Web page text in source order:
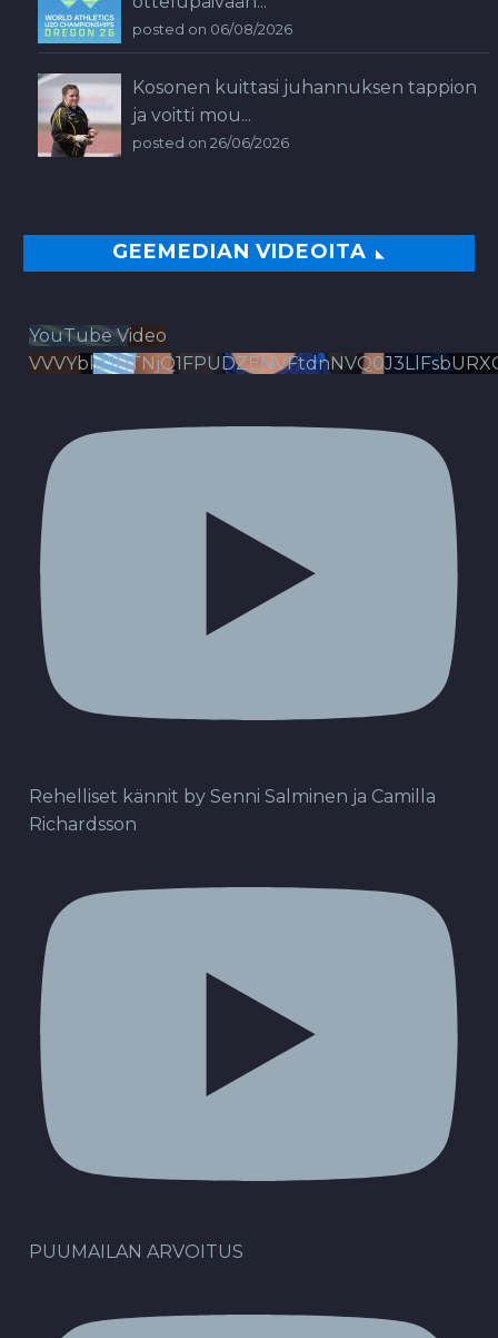
posted on 06/08/2026
Kosonen kuittasi juhannuksen tappion
ja voitti mou...
posted on 26/06/2026
GEEMEDIAN VIDEOITA
YouTube Video
Rehelliset kännit by Senni Salminen ja Camilla
Richardsson
PUUMAILAN ARVOITUS